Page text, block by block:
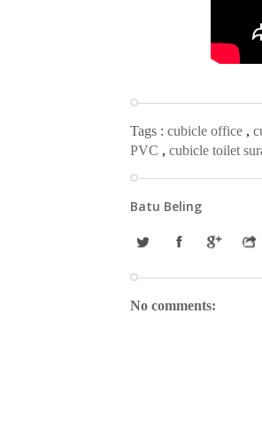
Tags : cubicle office ,
PVC , cubicle toilet
Batu Beling
No comments: